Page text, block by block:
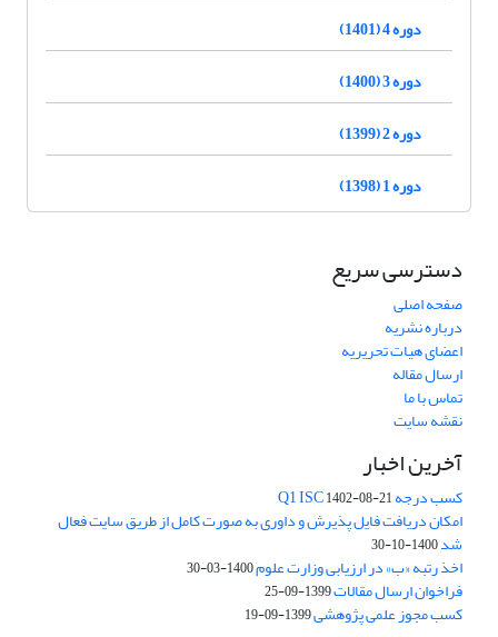
دوره 4 (1401)
دوره 3 (1400)
دوره 2 (1399)
دوره 1 (1398)
دسترسی سریع
صفحه اصلی
درباره نشریه
اعضای هیات تحریریه
ارسال مقاله
تماس با ما
نقشه سایت
آخرین اخبار
کسب درجه Q1 ISC1402-08-21
امکان دریافت فایل پذیرش و داوری به صورت کامل از طریق سایت فعال
شد1400-10-30
اخذ رتبه «ب» در ارزیابی وزارت علوم1400-03-30
فراخوان ارسال مقالات1399-09-25
کسب مجوز علمی پژوهشی1399-09-19